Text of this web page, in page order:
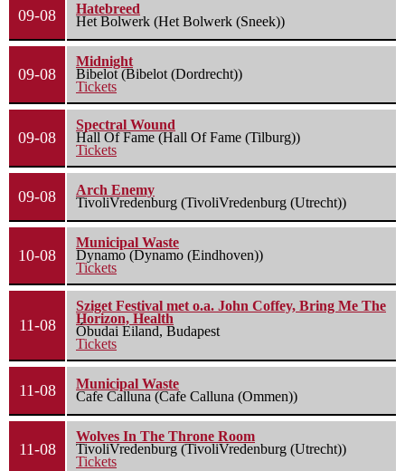
09-08
Hatebreed
Het Bolwerk (Het Bolwerk (Sneek))
09-08
Midnight
Bibelot (Bibelot (Dordrecht))
Tickets
09-08
Spectral Wound
Hall Of Fame (Hall Of Fame (Tilburg))
Tickets
09-08
Arch Enemy
TivoliVredenburg (TivoliVredenburg (Utrecht))
10-08
Municipal Waste
Dynamo (Dynamo (Eindhoven))
Tickets
11-08
Sziget Festival met o.a. John Coffey, Bring Me The
Horizon, Health
Óbudai Eiland, Budapest
Tickets
11-08
Municipal Waste
Cafe Calluna (Cafe Calluna (Ommen))
11-08
Wolves In The Throne Room
TivoliVredenburg (TivoliVredenburg (Utrecht))
Tickets